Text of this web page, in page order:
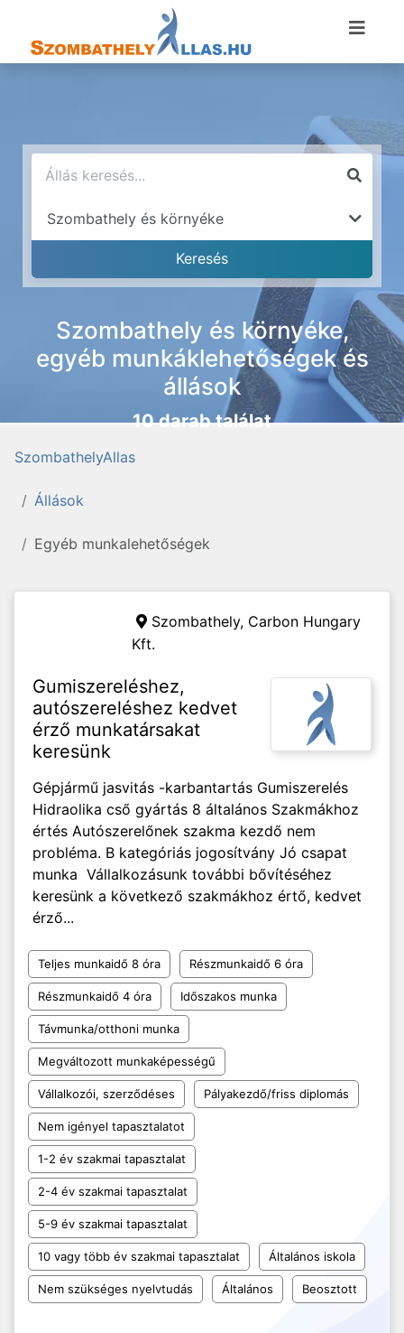
Szombathely és környéke,
egyéb munkáklehetőségek és
állások
10 darab találat
SzombathelyAllas
Állások
Egyéb munkalehetőségek
Szombathely, Carbon Hungary
Kft.
Gumiszereléshez,
autószereléshez kedvet
érző munkatársakat
keresünk
Gépjármű jasvitás -karbantartás Gumiszerelés
Hidraolika cső gyártás 8 általános Szakmákhoz
értés Autószerelőnek szakma kezdő nem
probléma. B kategóriás jogosítvány Jó csapat
munka Vállalkozásunk további bővítéséhez
keresünk a következő szakmákhoz értő, kedvet
érző...
Teljes munkaidő 8 óra Részmunkaidő 6 óra
Részmunkaidő 4 óra Időszakos munka
Távmunka/otthoni munka
Megváltozott munkaképességű
Vállalkozói, szerződéses Pályakezdő/friss diplomás
Nem igényel tapasztalatot
1-2 év szakmai tapasztalat
2-4 év szakmai tapasztalat
5-9 év szakmai tapasztalat
10 vagy több év szakmai tapasztalat Általános iskola
Nem szükséges nyelvtudás Általános Beosztott